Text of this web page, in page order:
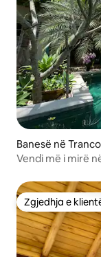
Banesë në
Vendi më i mirë
Zgjedhja e
Zgjedhja e